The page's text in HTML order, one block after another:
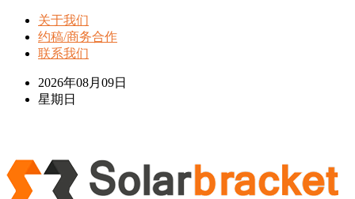
关于我们
约稿/商务合作
联系我们
2026年08月09日
星期日